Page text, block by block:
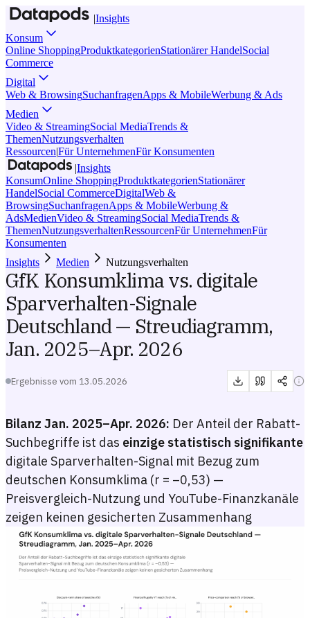
|Insights
Konsum
Online ShoppingProduktkategorienStationärer HandelSocial
Commerce
Digital
Web & BrowsingSuchanfragenApps & MobileWerbung & Ads
Medien
Video & StreamingSocial MediaTrends &
ThemenNutzungsverhalten
Ressourcen|Für UnternehmenFür Konsumenten
|Insights
KonsumOnline ShoppingProduktkategorienStationärer
HandelSocial CommerceDigitalWeb &
BrowsingSuchanfragenApps & MobileWerbung &
AdsMedienVideo & StreamingSocial MediaTrends &
ThemenNutzungsverhaltenRessourcenFür UnternehmenFür
Konsumenten
Insights
Medien Nutzungsverhalten
GfK Konsumklima vs. digitale
Sparverhalten-Signale
Deutschland — Streudiagramm,
Jan. 2025–Apr. 2026
Ergebnisse vom 13.05.2026
Bilanz Jan. 2025–Apr. 2026: Der Anteil der Rabatt-
Suchbegriffe ist das einzige statistisch signifikante
digitale Sparverhalten-Signal mit Bezug zum
deutschen Konsumklima (r = –0,53) —
Preisvergleich-Nutzung und YouTube-Finanzkanäle
zeigen keinen gesicherten Zusammenhang
GfK Konsumklima vs. digitale Sparverhalten-Signale Deutschland
Streudiagramm mit drei Datenreihen, jeweils 16 monatliche